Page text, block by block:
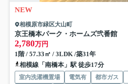
NEW
相模原市緑区大山町
京王橋本パーク・ホームズ弐番館
2,780万円
1階 / 57.33㎡ / 3LDK /築31年
相模線「南橋本」駅 徒歩17分
室内洗濯機置場 電気有 都市ガス